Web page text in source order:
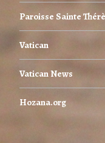
Paroisse Sainte
Vatican
Vatican News
Hozana.org